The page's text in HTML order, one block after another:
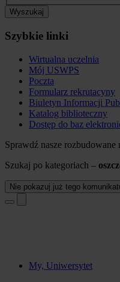
Wyszukaj
Szybkie linki
Wirtualna uczelnia
Mój USWPS
Poczta
Formularz rekrutacyny
Biuletyn Informacji
Katalog biblioteczny
Dostęp do baz
Sprawdź nasze
Szukaj po kategoriach –
Nie pokazuj już tego
My, Uniwersytet